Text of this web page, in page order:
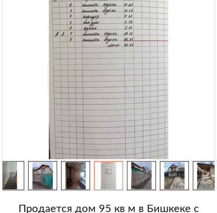
Продается дом 95 кв м в Бишкеке с